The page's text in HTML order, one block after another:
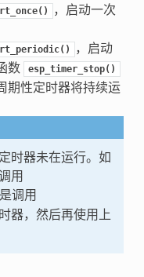
，启动一次
，启动
数
esp_timer_stop()
期性定时器将持续运
时器未在运行。如
用
调用
器，然后再使用上